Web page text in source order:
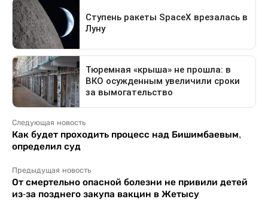
Следующая новость
Как будет проходить процесс над Бишимбаевым,
определил суд
Предыдущая новость
От смертельно опасной болезни не привили детей
из-за позднего закупа вакцин в Жетысу